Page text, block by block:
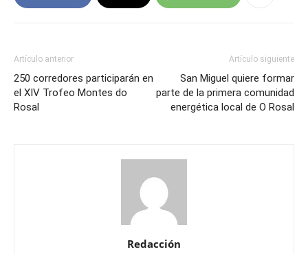
Artículo anterior
250 corredores participarán en
el XIV Trofeo Montes do
Rosal
Artículo siguiente
San Miguel quiere formar
parte de la primera comunidad
energética local de O Rosal
Redacción